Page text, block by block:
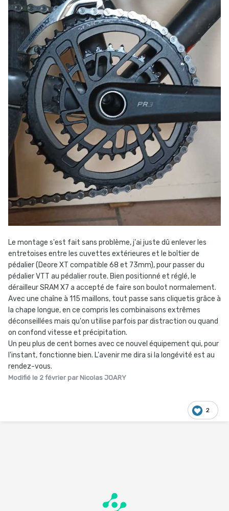
Le montage s'est fait sans problème, j'ai juste dû enlever les
entretoises entre les cuvettes extérieures et le boîtier de
pédalier (Deore XT compatible 68 et 73mm), pour passer du
pédalier VTT au pédalier route. Bien positionné et réglé, le
dérailleur SRAM X7 a accepté de faire son boulot normalement.
Avec une chaîne à 115 maillons, tout passe sans cliquetis grâce à
la chape longue, en ce compris les combinaisons extrêmes
déconseillées mais qu'on utilise parfois par distraction ou quand
on confond vitesse et précipitation.
Un peu plus de cent bornes avec ce nouvel équipement qui, pour
l'instant, fonctionne bien. L'avenir me dira si la longévité est au
rendez-vous.
Modifié le 2 février par Nicolas JOARY
2